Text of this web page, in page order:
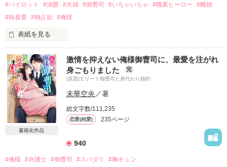
#パイロット #溺愛 #夫婦 #御曹司 #いちゃいちゃ #職業ヒーロー
#離婚
#執着愛 #独占欲 #俺様
表紙を見る
過保護な父に流されて
全女性社員が憧れる王子様のような
パイロットの蒼真と結婚した愛里
けれど夫婦になって一年
いっさい触れてもらえず寝室も別々
そんな愛のない結婚生活に耐え切れず
離婚届を置いて家を出たら
書籍化作品
激情を抑えない俺様御曹司に、最愛を注がれ
身ごもりました
完
[原題]エリート御曹司と身代わり婚約
未華空央 ／著
総文字数/111,235
恋愛(純愛) 235ページ
940
#俺様 #弁護士 #御曹司 #スパダリ #胸キュン